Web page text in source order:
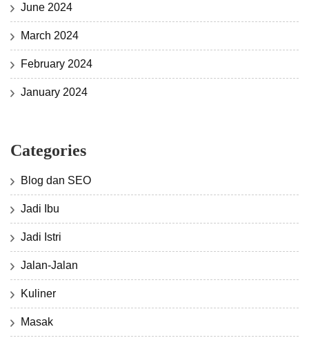
June 2024
March 2024
February 2024
January 2024
Categories
Blog dan SEO
Jadi Ibu
Jadi Istri
Jalan-Jalan
Kuliner
Masak